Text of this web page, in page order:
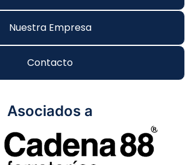
Nuestra Empresa
Contacto
Asociados a